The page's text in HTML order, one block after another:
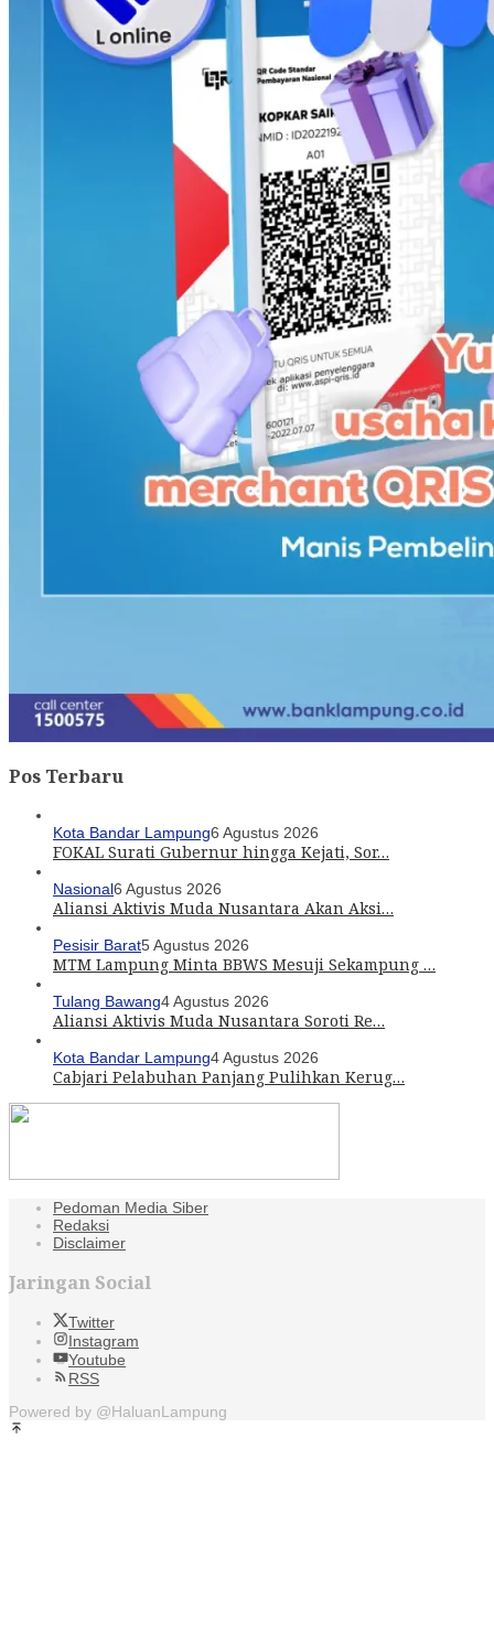
Pos Terbaru
Kota Bandar Lampung6 Agustus 2026
FOKAL Surati Gubernur hingga Kejati, Sor…
Nasional6 Agustus 2026
Aliansi Aktivis Muda Nusantara Akan Aksi…
Pesisir Barat5 Agustus 2026
MTM Lampung Minta BBWS Mesuji Sekampung …
Tulang Bawang4 Agustus 2026
Aliansi Aktivis Muda Nusantara Soroti Re…
Kota Bandar Lampung4 Agustus 2026
Cabjari Pelabuhan Panjang Pulihkan Kerug…
Pedoman Media Siber
Redaksi
Disclaimer
Jaringan Social
Twitter
Instagram
Youtube
RSS
Powered by @HaluanLampung